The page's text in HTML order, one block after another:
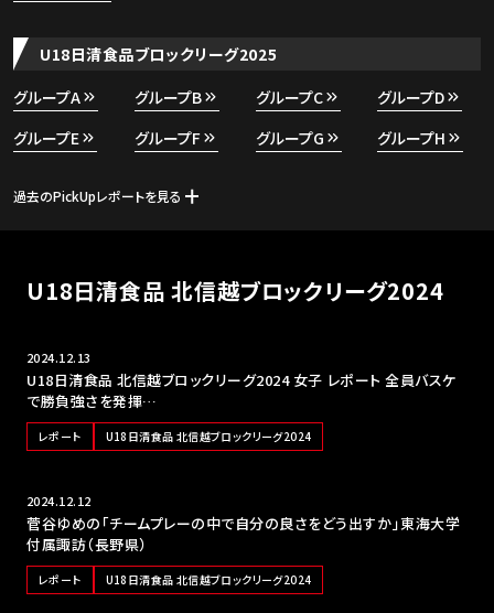
U18日清食品ブロックリーグ2025
グループA
グループB グループC
グループD
グループE
グループF グループG グループH
過去のPickUpレポートを見る
U18日清食品 北信越ブロックリーグ2024
2024.12.13
U18日清食品 北信越ブロックリーグ2024 女子 レポート 全員バスケ
で勝負強さを発揮…
レポート U18日清食品 北信越ブロックリーグ2024
2024.12.12
菅谷ゆめの「チームプレーの中で自分の良さをどう出すか」東海大学
付属諏訪（長野県）
レポート U18日清食品 北信越ブロックリーグ2024